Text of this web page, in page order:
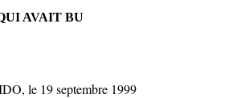
AVAIT BU
le 19 septembre 1999